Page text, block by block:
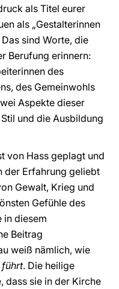
als Titel eurer
als „Gestalterinnen
sind Worte, die
Berufung erinnern:
des
des Gemeinwohls
Aspekte dieser
und die Ausbildung
von Hass geplagt und
der Erfahrung geliebt
Gewalt, Krieg und
Gefühle des
in diesem
Beitrag
weiß nämlich, wie
führt. Die heilige
dass sie in der Kirche